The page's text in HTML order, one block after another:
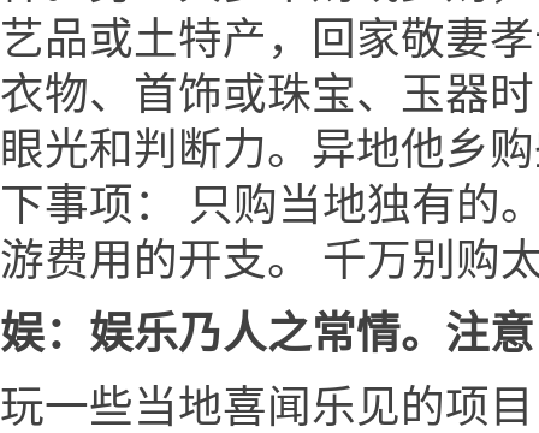
艺品或土特产，回家敬妻
衣物、首饰或珠宝、玉器
眼光和判断力。异地他乡
下事项： 只购当地独有的
游费用的开支。 千万别购
娱：娱乐乃人之常情。注
玩一些当地喜闻乐见的项